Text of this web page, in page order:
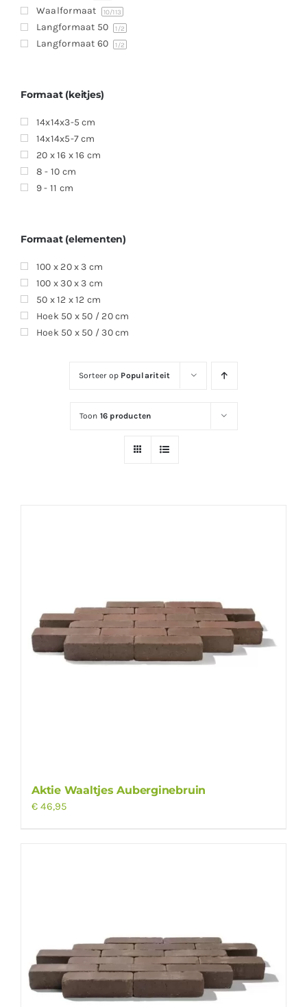
Sorteer op Populariteit
Toon 16 producten
Aktie Waaltjes Auberginebruin
€ 46,95
Waalformaat 10/113
Langformaat 50 1/2
Langformaat 60 1/2
Formaat (keitjes)
14x14x3-5 cm
14x14x5-7 cm
20 x 16 x 16 cm
8 - 10 cm
9 - 11 cm
Formaat (elementen)
100 x 20 x 3 cm
100 x 30 x 3 cm
50 x 12 x 12 cm
Hoek 50 x 50 / 20 cm
Hoek 50 x 50 / 30 cm